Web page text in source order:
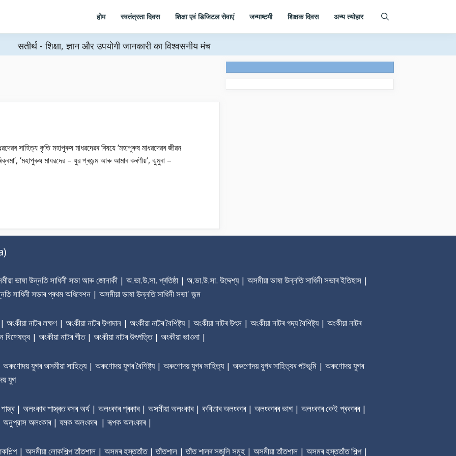
होम स्वतंत्रता दिवस शिक्षा एवं डिजिटल सेवाएं जन्माष्टमी शिक्षक दिवस अन्य त्योहार
सतीर्थ - शिक्षा, ज्ञान और उपयोगी जानकारी का विश्वसनीय मंच
সাহিত্য কৃতি মহাপুৰুষ মাধৱদেৱৰ বিষয়ে ‘মহাপুৰুষ মাধৱদেৱৰ জীৱন
‘মহাপুৰুষ মাধৱদেৱ – যুৱ প্ৰজন্ম আৰু আমাৰ কৰণীয়‘, ঝুমুৰা –
ভাষা উন্নতি সাধিনী সভা আৰু জোনাকী | অ.ভা.উ.সা. প্ৰতিষ্ঠা | অ.ভা.উ.সা. উদ্দেশ্য | অসমীয়া ভাষা উন্নতি সাধিনী সভাৰ ‎ইতিহাস |
সাধিনী সভাৰ প্ৰথম অধিবেশন | অসমীয়া ভাষা উন্নতি সাধিনী সভা' জন্ম
নাটৰ লক্ষণ | অংকীয়া নাটৰ উপাদান | অংকীয়া নাটৰ বৈশিষ্ট্য | অংকীয়া নাটৰ উৎস | অংকীয়া নাটৰ গদ্য বৈশিষ্ট্য | অংকীয়া নাটৰ
বিশেষত্ব | অংকীয়া নাটৰ গীত | অংকীয়া নাটৰ উৎপত্তি | অংকীয়া ভাওনা |
যুগৰ অসমীয়া সাহিত্য | অৰুণোদয় যুগৰ বৈশিষ্ট্য | অৰুণোদয় যুগৰ সাহিত্য | অৰুণোদয় যুগৰ সাহিত্যৰ পটভূমি | অৰুণোদয় যুগৰ
যুগ
| অলংকাৰ শাস্ত্ৰত ৰসৰ অৰ্থ | অলংকাৰ প্ৰকাৰ | অসমীয়া অলংকাৰ | কবিতাৰ অলংকাৰ | অলংকাৰৰ ভাগ | অলংকাৰ কেই প্ৰকাৰৰ |
| অনুপ্রাস অলংকাৰ | যমক অলংকাৰ | ৰূপক অলংকাৰ |
| অসমীয়া লোকশিল্প তাঁতশাল | অসমৰ হস্ততাঁত | তাঁতশাল | তাঁত শালৰ সজুলি সমূহ | অসমীয়া তাঁতশাল | অসমৰ হস্ততাঁত শিল্প |